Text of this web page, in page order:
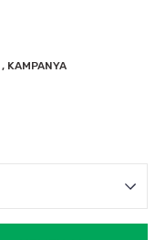
, KAMPANYA